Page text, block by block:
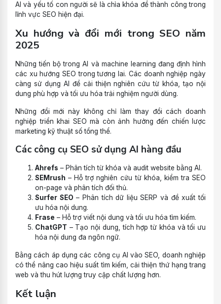
AI và yếu tố con người sẽ là chìa khóa để thành công trong
lĩnh vực SEO hiện đại.
Xu hướng và đổi mới trong SEO năm
2025
Những tiến bộ trong AI và machine learning đang định hình
các xu hướng SEO trong tương lai. Các doanh nghiệp ngày
càng sử dụng AI để cải thiện nghiên cứu từ khóa, tạo nội
dung phù hợp và tối ưu hóa trải nghiệm người dùng.
Những đổi mới này không chỉ làm thay đổi cách doanh
nghiệp triển khai SEO mà còn ảnh hưởng đến chiến lược
marketing kỹ thuật số tổng thể.
Các công cụ SEO sử dụng AI hàng đầu
Ahrefs – Phân tích từ khóa và audit website bằng AI.
SEMrush – Hỗ trợ nghiên cứu từ khóa, kiểm tra SEO
on-page và phân tích đối thủ.
Surfer SEO – Phân tích dữ liệu SERP và đề xuất tối
ưu hóa nội dung.
Frase – Hỗ trợ viết nội dung và tối ưu hóa tìm kiếm.
ChatGPT – Tạo nội dung, tích hợp từ khóa và tối ưu
hóa nội dung đa ngôn ngữ.
Bằng cách áp dụng các công cụ AI vào SEO, doanh nghiệp
có thể nâng cao hiệu suất tìm kiếm, cải thiện thứ hạng trang
web và thu hút lượng truy cập chất lượng hơn.
Kết luận